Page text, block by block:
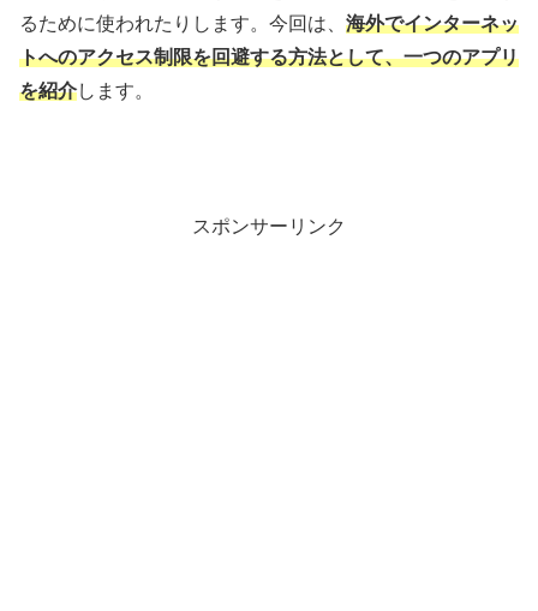
るために使われたりします。今回は、 海外でインターネッ
トへのアクセス制限を回避する方法として、一つのアプリ
を紹介します。
スポンサーリンク